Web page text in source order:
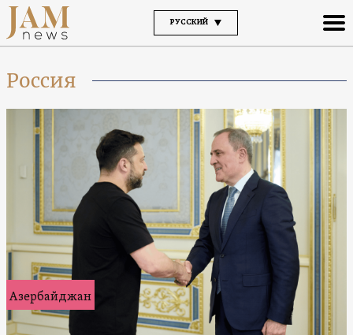
РУССКИЙ
Россия
Азербайджан